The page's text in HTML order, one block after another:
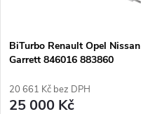
p
r
s
p
BiTurbo Renault Opel Nissan
Garrett 846016 883860
20 661 Kč bez DPH
25 000 Kč